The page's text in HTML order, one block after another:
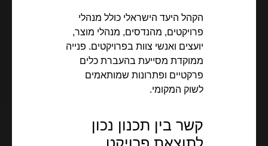
הקהל היעד הישראלי כולל מנהלי
פרויקטים, מהנדסים, מנהלי מוצר,
יועצים ואנשי צוות בפרויקטים. פנייה
ממוקדת מסייעת בהעברת כלים
פרקטיים ופתרונות שמותאמים
לשוק המקומי.
קשר בין תכנון נכון